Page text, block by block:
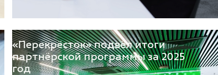
Сбросить Применить
Яндекс.Еда
«Перекрёсток» подвёл итоги
партнёрской программы за 2025
год